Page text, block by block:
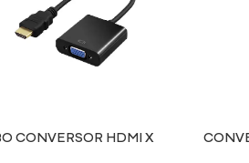
CONVERSOR HDMI X